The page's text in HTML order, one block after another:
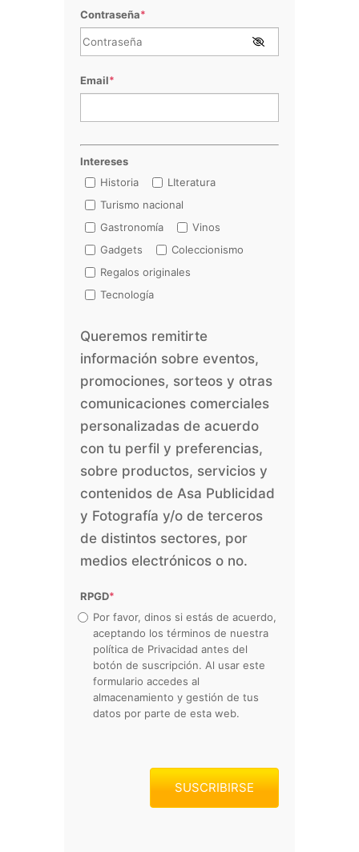
Contraseña*
Email*
Intereses
Historia
LIteratura
Turismo nacional
Gastronomía
Vinos
Gadgets
Coleccionismo
Regalos originales
Tecnología
Queremos remitirte
información sobre eventos,
promociones, sorteos y otras
comunicaciones comerciales
personalizadas de acuerdo
con tu perfil y preferencias,
sobre productos, servicios y
contenidos de Asa Publicidad
y Fotografía y/o de terceros
de distintos sectores, por
medios electrónicos o no.
RPGD*
Por favor, dinos si estás de acuerdo,
aceptando los términos de nuestra
política de Privacidad antes del
botón de suscripción. Al usar este
formulario accedes al
almacenamiento y gestión de tus
datos por parte de esta web.